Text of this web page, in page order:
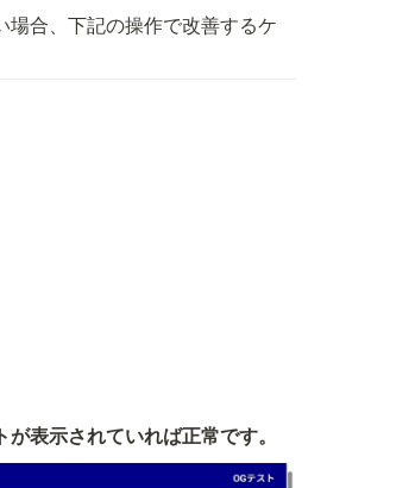
合、下記の操作で改善するケ
表示されていれば正常です。